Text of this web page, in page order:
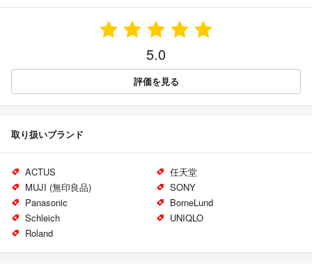
5.0
評価を見る
取り扱いブランド
ACTUS
任天堂
MUJI (無印良品)
SONY
Panasonic
BorneLund
Schleich
UNIQLO
Roland